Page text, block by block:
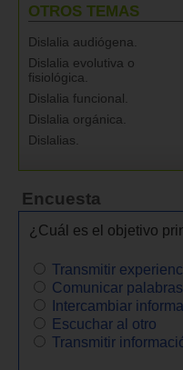
OTROS TEMAS
Dislalia audiógena.
Dislalia evolutiva o
fisiológica.
Dislalia funcional.
Dislalia orgánica.
Dislalias.
Encuesta
¿Cuál es el objetivo
Transmitir
Comunicar palabras
Intercambiar
Escuchar al otro
Transmitir